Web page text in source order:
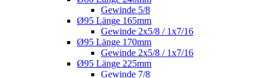
Gewinde 5/8
Ø95 Länge 165mm
Gewinde 2x5/8 / 1x7/16
Ø95 Länge 170mm
Gewinde 2x5/8 / 1x7/16
Ø95 Länge 225mm
Gewinde 7/8